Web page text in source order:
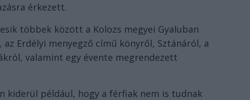
érkezett.
többek között a Kolozs megyei Gyaluban
Erdélyi menyegző című könyről, Sztánáról, a
valamint egy évente megrendezett
kiderül például, hogy a férfiak nem is tudnak